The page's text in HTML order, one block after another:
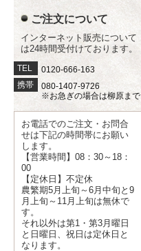
ご注文について
インターネット販売について
は24時間受付けております。
TEL
0120-666-163
携帯
080-1407-9726
※お急ぎの場合は柳原まで
お電話でのご注文・お問合
せは下記の時間帯にお願い
します。
【営業時間】08：30～18：
00
【定休日】不定休
農繁期5月上旬～6月中旬と9
月上旬～11月上旬は無休で
す。
それ以外は第1・第3月曜日
と日曜日、祝日は定休日と
なります。